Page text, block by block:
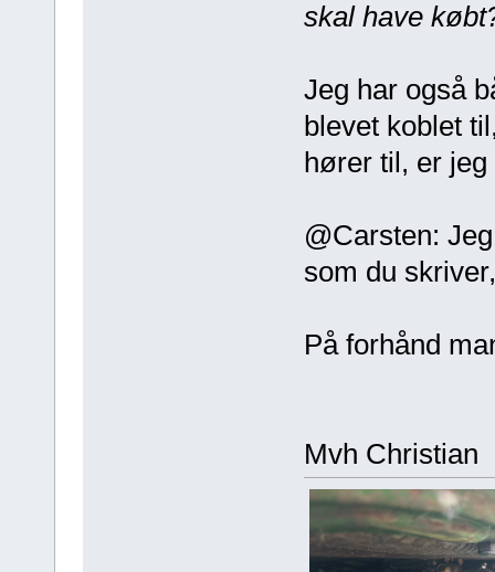
skal have
Jeg har også
blevet koblet
hører til, er
@Carsten:
som du
På forhånd
Mvh Christian